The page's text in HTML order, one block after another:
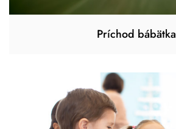
Príchod bábätka